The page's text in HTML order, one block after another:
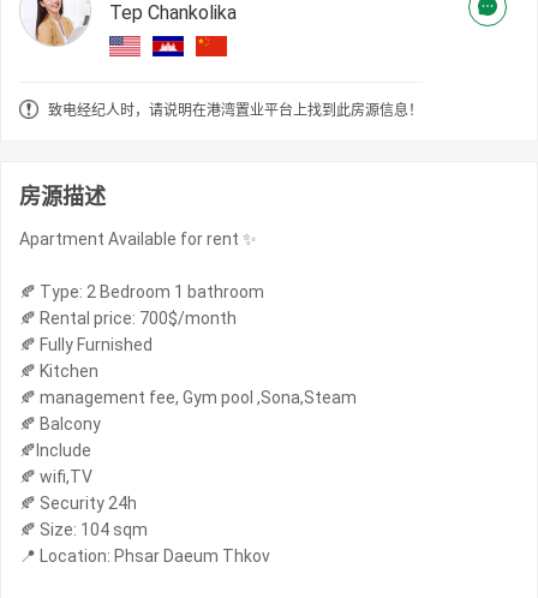
Tep Chankolika
致电经纪人时，请说明在港湾置业平台上找到此房源信息！
房源描述
Apartment Available for rent ✨
🍂 Type: 2 Bedroom 1 bathroom
🍂 Rental price: 700$/month
🍂 Fully Furnished
🍂 Kitchen
🍂 management fee, Gym pool ,Sona,Steam
🍂 Balcony
🍂Include
🍂 wifi,TV
🍂 Security 24h
🍂 Size: 104 sqm
📍 Location: Phsar Daeum Thkov